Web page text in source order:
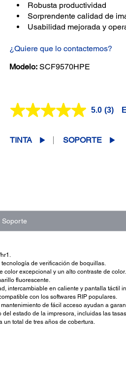
Robusta productividad
Sorprendente calidad de
Usabilidad mejorada y
¿Quiere que lo contactemos?
Modelo: SCF9570HPE
5.0 Lea
Enlace
en
(3)
TINTA SOPORTE
Soporte
de verificación de boquillas.
excepcional y un alto contraste de color.
fluorescente.
intercambiable en caliente y pantalla táctil
con los softwares RIP populares.
de fácil acceso ayudan a
estado de la impresora, incluidas las
total de tres años de cobertura.